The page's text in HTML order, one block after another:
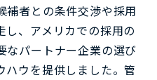
補者との条件交渉や採用
、アメリカでの採用の
なパートナー企業の選び
ハウを提供しました。管